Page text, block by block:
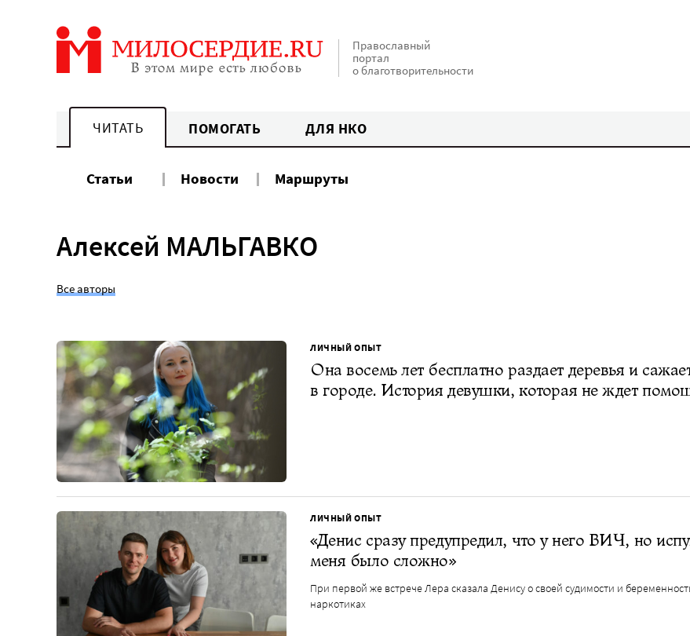
Православный
портал
о благотворительности
ЧИТАТЬ ПОМОГАТЬ ДЛЯ НКО
Статьи Новости Маршруты
Алексей МАЛЬГАВКО
Все авторы
ЛИЧНЫЙ ОПЫТ
Она восемь лет бесплатно раздает деревья и
в городе. История девушки, которая не ждет
ЛИЧНЫЙ ОПЫТ
«Денис сразу предупредил, что у него ВИЧ, но
меня было сложно»
При первой же встрече Лера сказала Денису о своей судимости и
наркотиках